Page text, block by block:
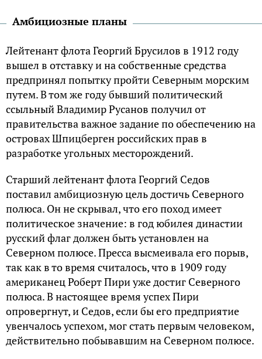
Амбициозные планы
Лейтенант флота Георгий Брусилов в 1912 году
вышел в отставку и на собственные средства
предпринял попытку пройти Северным морским
путем. В том же году бывший политический
ссыльный Владимир Русанов получил от
правительства важное задание по обеспечению на
островах Шпицберген российских прав в
разработке угольных месторождений.
Старший лейтенант флота Георгий Седов
поставил амбициозную цель достичь Северного
полюса. Он не скрывал, что его поход имеет
политическое значение: в год юбилея династии
русский флаг должен быть установлен на
Северном полюсе. Пресса высмеивала его порыв,
так как в то время считалось, что в 1909 году
американец Роберт Пири уже достиг Северного
полюса. В настоящее время успех Пири
опровергнут, и Седов, если бы его предприятие
увенчалось успехом, мог стать первым человеком,
действительно побывавшим на Северном полюсе.